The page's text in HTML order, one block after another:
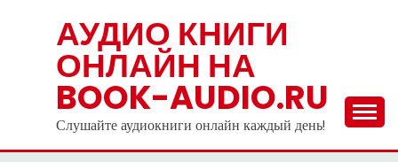
АУДИО КНИГИ
ОНЛАЙН НА
BOOK-AUDIO.RU
Слушайте аудиокниги онлайн каждый день!